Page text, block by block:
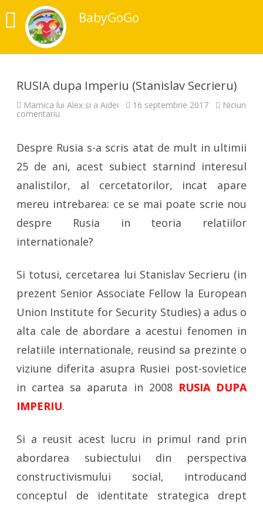
BabyGoGo
RUSIA dupa Imperiu (Stanislav Secrieru)
Mamica lui Alex si a Aidei 16 septembrie 2017 Niciun
comentariu
(Stanislav
Secrieru)
Despre Rusia s-a scris atat de mult in ultimii
25 de ani, acest subiect starnind interesul
analistilor, al cercetatorilor, incat apare
mereu intrebarea: ce se mai poate scrie nou
despre Rusia in teoria relatiilor
internationale?
Si totusi, cercetarea lui Stanislav Secrieru (in
prezent Senior Associate Fellow la European
Union Institute for Security Studies) a adus o
alta cale de abordare a acestui fenomen in
relatiile internationale, reusind sa prezinte o
viziune diferita asupra Rusiei post-sovietice
in cartea sa aparuta in 2008 RUSIA DUPA
IMPERIU.
Si a reusit acest lucru in primul rand prin
abordarea subiectului din perspectiva
constructivismului social, introducand
conceptul de identitate strategica drept